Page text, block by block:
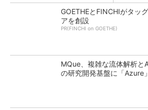
GOETHEとFINCHIがタッ
アを創設
PR(FINCHI on GOETHE)
MQue、複雑な流体解析と
の研究開発基盤に「Azure